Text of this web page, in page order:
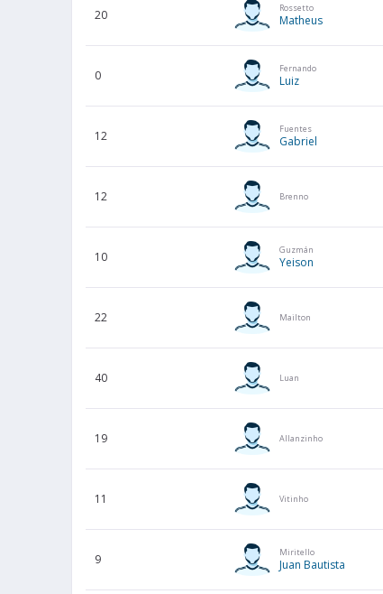
20 Rossetto
Matheus
0 Fernando
Luiz
12 Fuentes
Gabriel
12 Brenno
10 Guzmán
Yeison
22 Mailton
40 Luan
19 Allanzinho
11 Vitinho
9 Miritello
Juan Bautista